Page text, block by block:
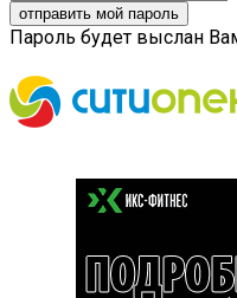
Пароль будет выслан